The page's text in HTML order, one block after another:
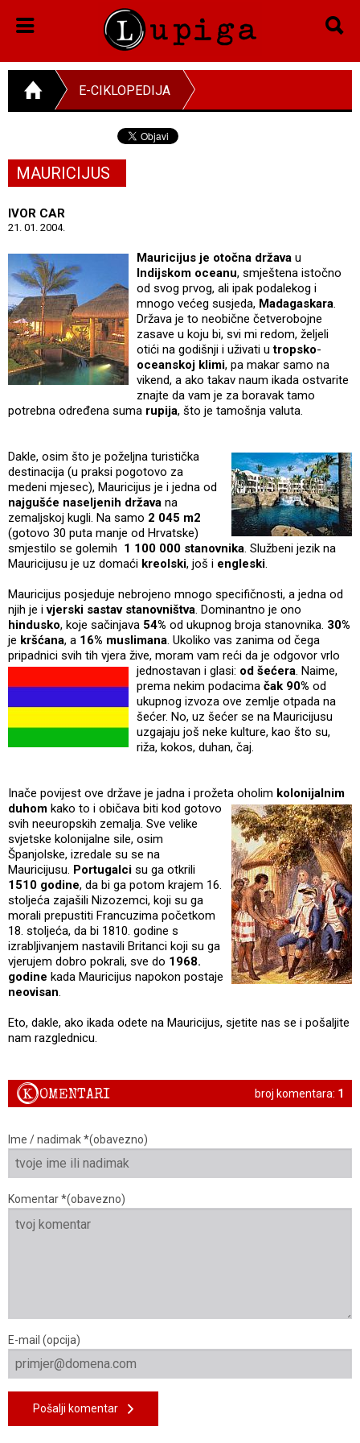
E-CIKLOPEDIJA
MAURICIJUS
IVOR CAR
21. 01. 2004.
Mauricijus je otočna država u
Indijskom oceanu, smještena istočno
od svog prvog, ali ipak podalekog i
mnogo većeg susjeda, Madagaskara.
Država je to neobične četverobojne
zasave u koju bi, svi mi redom, željeli
otići na godišnji i uživati utropsko-
oceanskoj klimi, pa makar samo na
vikend, a ako takav naum ikada ostvarite
znajte da vam je za boravak tamo
potrebna određena suma rupija, što je tamošnja valuta.
Dakle, osim što je poželjna turistička
destinacija (u praksi pogotovo za
medeni mjesec), Mauricijus je i jedna od
najgušće naseljenih država na
zemaljskoj kugli. Na samo 2 045 m2
(gotovo 30 puta manje od Hrvatske)
smjestilo se golemih 1 100 000 stanovnika. Službeni jezik na
Mauricijusu je uz domaći kreolski, još i engleski.
Mauricijus posjeduje nebrojeno mnogo specifičnosti, a jedna od
njih je ivjerski sastav stanovništva. Dominantno je ono
hindusko, koje sačinjava 54% od ukupnog broja stanovnika. 30%
je kršćana, a 16% muslimana. Ukoliko vas zanima od čega
pripadnici svih tih vjera žive, moram vam reći da je odgovor vrlo
jednostavan i glasi: od šećera. Naime,
prema nekim podacima čak 90% od
ukupnog izvoza ove zemlje otpada na
šećer. No, uz šećer se na Mauricijusu
uzgajaju još neke kulture, kao što su,
riža, kokos, duhan, čaj.
Inače povijest ove države je jadna i prožeta oholim kolonijalnim
duhom kako to i običava biti kod gotovo
svih neeuropskih zemalja. Sve velike
svjetske kolonijalne sile, osim
Španjolske, izredale su se na
Mauricijusu. Portugalci su ga otkrili
1510 godine, da bi ga potom krajem 16.
stoljeća zajašili Nizozemci, koji su ga
morali prepustiti Francuzima početkom
18. stoljeća, da bi 1810. godine s
izrabljivanjem nastavili Britanci koji su ga
vjerujem dobro pokrali, sve do 1968.
godine kada Mauricijus napokon postaje
neovisan.
Eto, dakle, ako ikada odete na Mauricijus, sjetite nas se i pošaljite
nam razglednicu.
broj komentara: 1
KOMENTARI
Ime / nadimak *(obavezno)
Komentar *(obavezno)
E-mail (opcija)
Pošalji komentar